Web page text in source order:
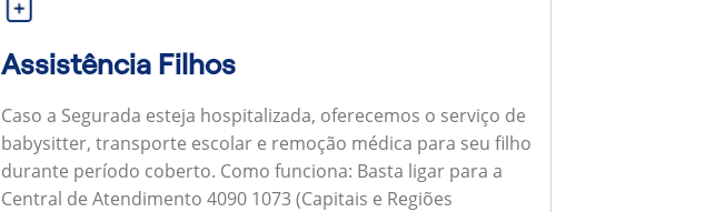
Assistência Filhos
Caso a Segurada esteja hospitalizada, oferecemos o serviço de
babysitter, transporte escolar e remoção médica para seu filho
durante período coberto. Como funciona: Basta ligar para a
Central de Atendimento 4090 1073 (Capitais e Regiões